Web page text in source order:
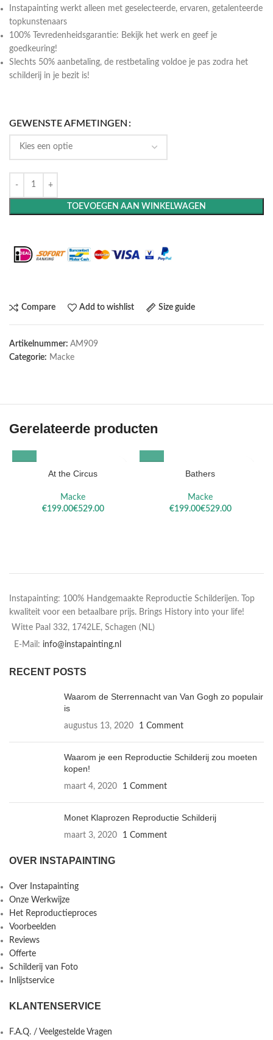
Instapainting werkt alleen met geselecteerde, ervaren, getalenteerde
topkunstenaars
100% Tevredenheidsgarantie: Bekijk het werk en geef je
goedkeuring!
Slechts 50% aanbetaling, de restbetaling voldoe je pas zodra het
schilderij in je bezit is!
GEWENSTE AFMETINGEN
TOEVOEGEN AAN WINKELWAGEN
Compare Add to wishlist Size guide
Artikelnummer: AM909
Categorie: Macke
Gerelateerde producten
At the Circus
Macke
€
€
Bathers
Macke
€
€
Instapainting: 100% Handgemaakte Reproductie Schilderijen. Top
kwaliteit voor een betaalbare prijs. Brings History into your life!
Witte Paal 332, 1742LE, Schagen (NL)
E-Mail: info@instapainting.nl
RECENT POSTS
Waarom de Sterrennacht van Van Gogh zo populair
is
augustus 13, 2020 1 Comment
Waarom je een Reproductie Schilderij zou moeten
kopen!
maart 4, 2020 1 Comment
Monet Klaprozen Reproductie Schilderij
maart 3, 2020 1 Comment
OVER INSTAPAINTING
Over Instapainting
Onze Werkwijze
Het Reproductieproces
Voorbeelden
Reviews
Offerte
Schilderij van Foto
Inlijstservice
KLANTENSERVICE
F.A.Q. / Veelgestelde Vragen